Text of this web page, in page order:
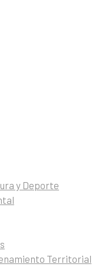
y Deporte
Territorial